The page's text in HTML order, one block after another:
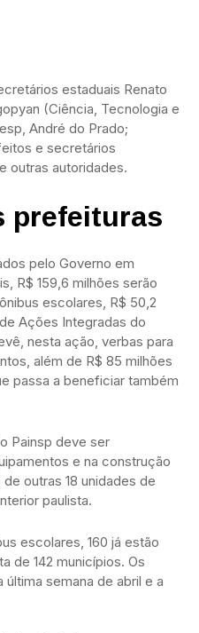
estaduais Renato
(Ciência, Tecnologia e
André do Prado;
e secretários
outras autoridades.
prefeituras
pelo Governo em
R$ 159,6 milhões serão
escolares, R$ 50,2
Ações Integradas do
nesta ação, verbas para
além de R$ 85 milhões
passa a beneficiar também
Painsp deve ser
e na construção
outras 18 unidades de
paulista.
escolares, 160 já estão
de 142 municípios. Os
semana de abril e a